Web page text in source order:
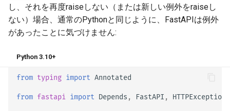
し、それを再度raiseしない（または新しい例外をraiseし
ない）場合、通常のPythonと同じように、FastAPIは例外
があったことに気づけません:
Python 3.10+
from typing import Annotated
from fastapi import Depends , FastAPI , HTTPException